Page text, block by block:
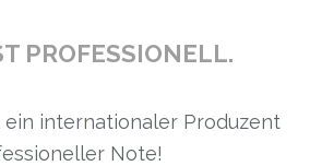
PROFESSIONELL.
ein internationaler Produzent
Note!